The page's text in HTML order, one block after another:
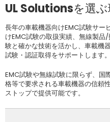
UL Solutionsを選ぶ
長年の車載機器向けEMC試験サー
けEMC試験の取扱実績、無線製
験と確かな技術を活かし、車載機
試験・認証取得をサポートします。
EMC試験や無線試験に限らず、国
格等で要求される車載機器の信頼
ストップで提供可能です。